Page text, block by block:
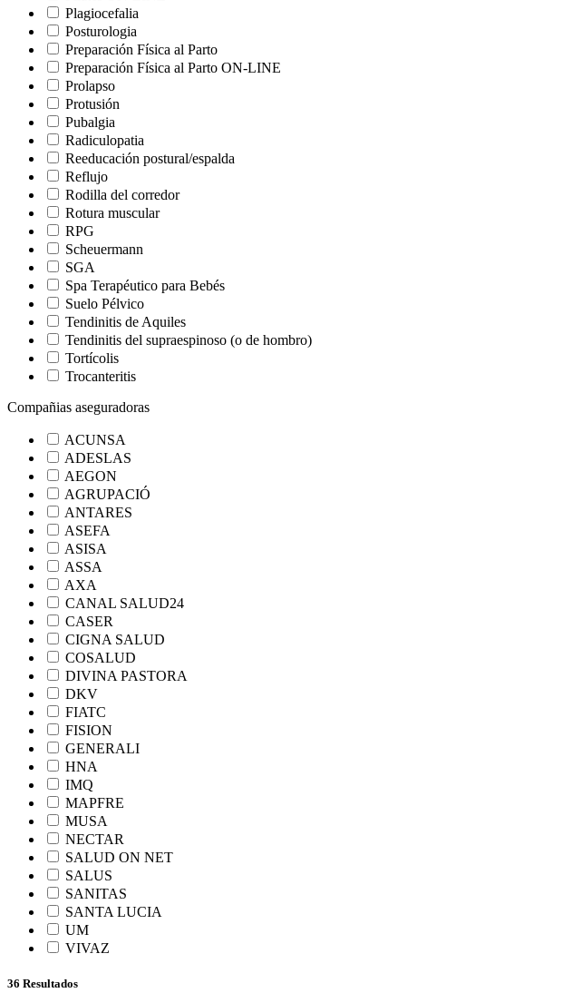
Plagiocefalia
Posturologia
Preparación Física al Parto
Preparación Física al Parto ON-LINE
Prolapso
Protusión
Pubalgia
Radiculopatia
Reeducación postural/espalda
Reflujo
Rodilla del corredor
Rotura muscular
RPG
Scheuermann
SGA
Spa Terapéutico para Bebés
Suelo Pélvico
Tendinitis de Aquiles
Tendinitis del supraespinoso (o de hombro)
Tortícolis
Trocanteritis
Compañias aseguradoras
ACUNSA
ADESLAS
AEGON
AGRUPACIÓ
ANTARES
ASEFA
ASISA
ASSA
AXA
CANAL SALUD24
CASER
CIGNA SALUD
COSALUD
DIVINA PASTORA
DKV
FIATC
FISION
GENERALI
HNA
IMQ
MAPFRE
MUSA
NECTAR
SALUD ON NET
SALUS
SANITAS
SANTA LUCIA
UM
VIVAZ
36 Resultados